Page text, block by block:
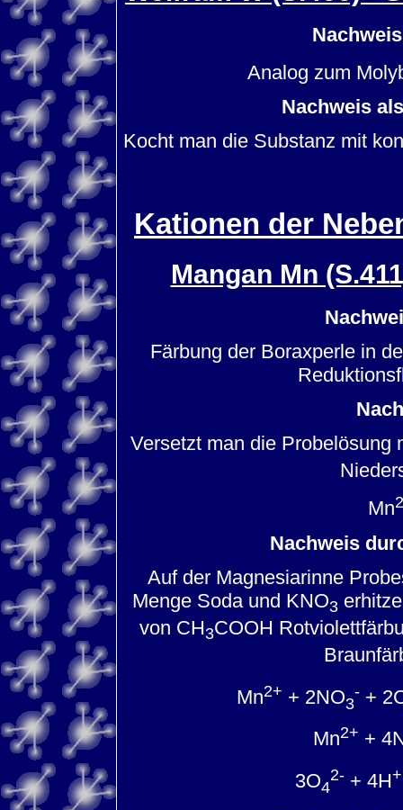
Analog zum
Nachweis
Kocht man die Substanz mit
Kationen der
Mangan Mn
Färbung der Boraxperle in
Versetzt man die Probelösung
Mn
Nachweis
Auf der Magnesiarinne
Menge Soda und KNO3
von CH3COOH
Mn2+ + 2NO3
-+
Mn2+ +
3O4
2-+ 4H+